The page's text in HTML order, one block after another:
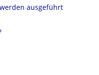
ausgeführt